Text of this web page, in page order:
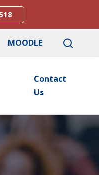
MOODLE
Contact
Us